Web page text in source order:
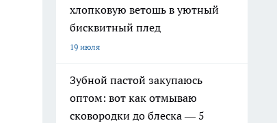
хлопковую ветошь в уютный
бисквитный плед
19 июля
Зубной пастой закупаюсь
оптом: вот как отмываю
сковородки до блеска — 5